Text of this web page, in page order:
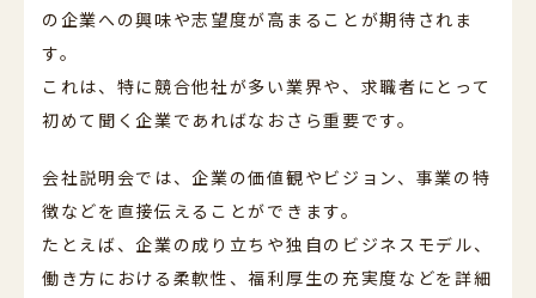
の企業への興味や志望度が高まることが期待されま
す。
これは、特に競合他社が多い業界や、求職者にとって
初めて聞く企業であればなおさら重要です。
会社説明会では、企業の価値観やビジョン、事業の特
徴などを直接伝えることができます。
たとえば、企業の成り立ちや独自のビジネスモデル、
働き方における柔軟性、福利厚生の充実度などを詳細